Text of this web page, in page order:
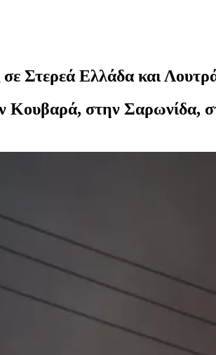
Στερεά Ελλάδα και
Κουβαρά, στην Σαρωνίδα,